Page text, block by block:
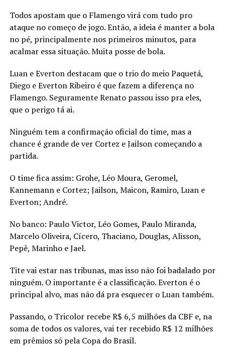
Todos apostam que o Flamengo virá com tudo pro
ataque no começo de jogo. Então, a ideia é manter a bola
no pé, principalmente nos primeiros minutos, para
acalmar essa situação. Muita posse de bola.
Luan e Everton destacam que o trio do meio Paquetá,
Diego e Everton Ribeiro é que fazem a diferença no
Flamengo. Seguramente Renato passou isso pra eles,
que o perigo tá ai.
Ninguém tem a confirmação oficial do time, mas a
chance é grande de ver Cortez e Jailson começando a
partida.
O time fica assim: Grohe, Léo Moura, Geromel,
Kannemann e Cortez; Jailson, Maicon, Ramiro, Luan e
Everton; André.
No banco: Paulo Victor, Léo Gomes, Paulo Miranda,
Marcelo Oliveira, Cícero, Thaciano, Douglas, Alisson,
Pepê, Marinho e Jael.
Tite vai estar nas tribunas, mas isso não foi badalado por
ninguém. O importante é a classificação. Everton é o
principal alvo, mas não dá pra esquecer o Luan também.
Passando, o Tricolor recebe R$ 6,5 milhões da CBF e, na
soma de todos os valores, vai ter recebido R$ 12 milhões
em prêmios só pela Copa do Brasil.